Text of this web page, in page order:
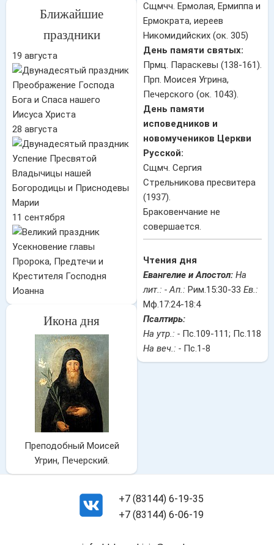
Ближайшие
праздники
19 августа
Преображение Господа
Бога и Спаса нашего
Иисуса Христа
28 августа
Успение Пресвятой
Владычицы нашей
Богородицы и Приснодевы
Марии
11 сентября
Усекновение главы
Пророка, Предтечи и
Крестителя Господня
Иоанна
Икона дня
Преподобный Моисей
Угрин, Печерский.
Сщмчч. Ермолая, Ермиппа и
Ермократа, иереев
Никомидийских (ок. 305)
День памяти святых:
Прмц. Параскевы (138-161).
Прп. Моисея Угрина,
Печерского (ок. 1043).
День памяти
исповедников и
новомучеников Церкви
Русской:
Сщмч. Сергия
Стрельникова пресвитера
(1937).
Браковенчание не
совершается.
Чтения дня
Евангелие и Апостол: На
лит.: -Ап.: Рим.15:30-33 Ев.:
Мф.17:24-18:4
Псалтирь:
На утр.: - Пс.109-111; Пс.118
На веч.: - Пс.1-8
+7 (83144) 6-19-35
+7 (83144) 6-06-19